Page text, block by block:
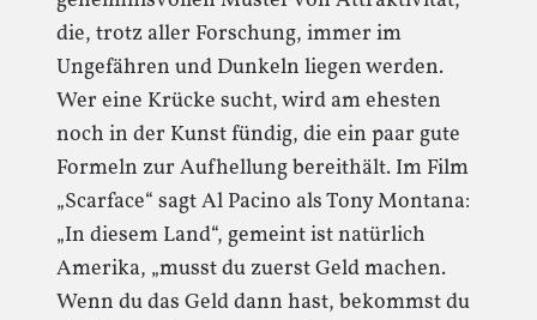
die, trotz aller Forschung, immer im
Ungefähren und Dunkeln liegen werden.
Wer eine Krücke sucht, wird am ehesten
noch in der Kunst fündig, die ein paar gute
Formeln zur Aufhellung bereithält. Im Film
„Scarface“ sagt Al Pacino als Tony Montana:
„In diesem Land“, gemeint ist natürlich
Amerika, „musst du zuerst Geld machen.
Wenn du das Geld dann hast, bekommst du